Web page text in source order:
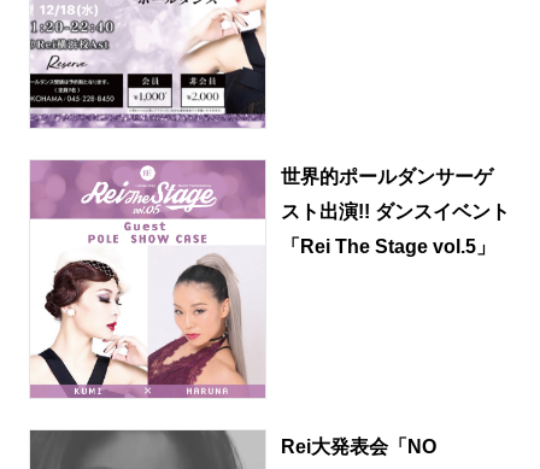
世界的ポールダンサーゲ
スト出演!! ダンスイベント
「Rei The Stage vol.5」
Rei大発表会「NO